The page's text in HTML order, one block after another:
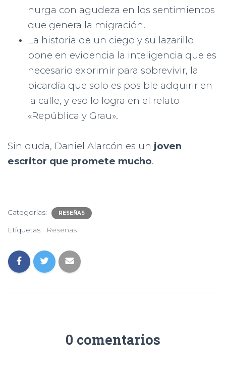
hurga con agudeza en los sentimientos
que genera la migración.
La historia de un ciego y su lazarillo
pone en evidencia la inteligencia que es
necesario exprimir para sobrevivir, la
picardía que solo es posible adquirir en
la calle, y eso lo logra en el relato
«República y Grau».
Sin duda, Daniel Alarcón es un joven
escritor que promete mucho.
Categorías: RESEÑAS
Etiquetas: Reseñas
0 comentarios